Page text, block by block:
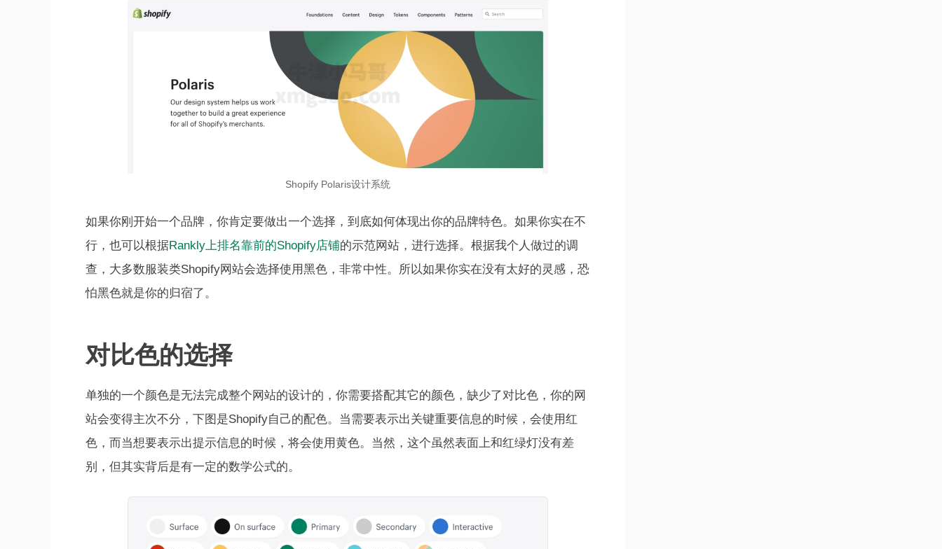
Shopify Polaris设计系统
如果你刚开始一个品牌，你肯定要做出一个选择，到底如何体现出你的品牌特色。如果你实在不
行，也可以根据Rankly上排名靠前的Shopify店铺的示范网站，进行选择。根据我个人做过的调
查，大多数服装类Shopify网站会选择使用黑色，非常中性。所以如果你实在没有太好的灵感，恐
怕黑色就是你的归宿了。
对比色的选择
单独的一个颜色是无法完成整个网站的设计的，你需要搭配其它的颜色，缺少了对比色，你的网
站会变得主次不分，下图是Shopify自己的配色。当需要表示出关键重要信息的时候，会使用红
色，而当想要表示出提示信息的时候，将会使用黄色。当然，这个虽然表面上和红绿灯没有差
别，但其实背后是有一定的数学公式的。